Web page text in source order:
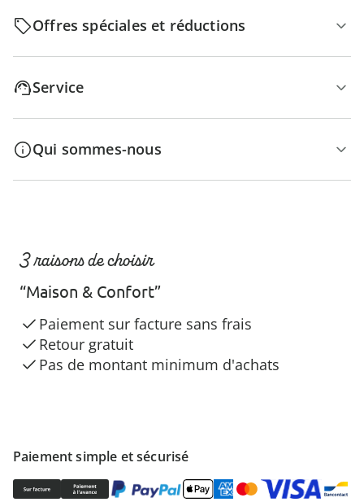
Offres spéciales et réductions
Service
Qui sommes-nous
Paiement simple et sécurisé
3 raisons de choisir
“Maison & Confort”
Paiement sur facture sans frais
Retour gratuit
Pas de montant minimum d'achats